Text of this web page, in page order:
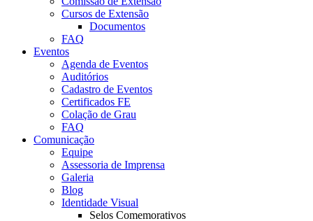
Cursos de Extensão
Documentos
FAQ
Eventos
Agenda de Eventos
Auditórios
Cadastro de Eventos
Certificados FE
Colação de Grau
FAQ
Comunicação
Equipe
Assessoria de Imprensa
Galeria
Blog
Identidade Visual
Selos Comemorativos